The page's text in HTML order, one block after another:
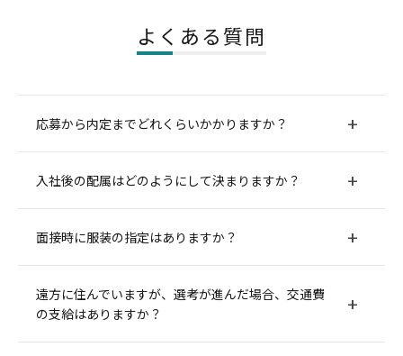
よくある質問
応募から内定までどれくらいかかりますか？
2週間から1ヶ月程度かかるケースが多いです。
入社後の配属はどのようにして決まりますか？
職種別に採用しておりますので、基本的には面接の過程で
面接時に服装の指定はありますか？
ありません。平服でお越しください。
入社後も基本的に平服で勤務可能です。カジュアルな服装
遠方に住んでいますが、選考が進んだ場合、交通費
の支給はありますか？